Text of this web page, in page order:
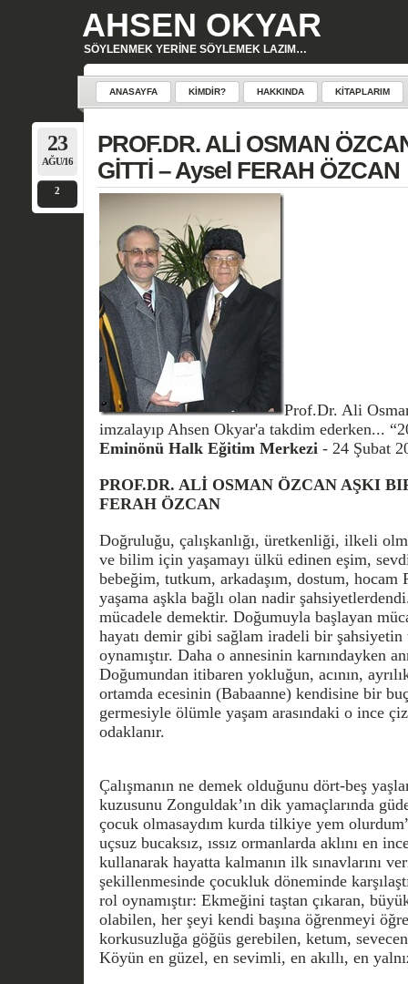
AHSEN OKYAR
SÖYLENMEK YERINE SÖYLEMEK LAZIM…
ANASAYFA KIMDIR? HAKKINDA KITAPLARIM
23
AĞU/16
2
PROF.DR. ALİ OSMAN
GİTTİ – Aysel FERAH ÖZCAN
Prof.Dr. Ali
imzalayıp Ahsen Okyar'a takdim ederken...
Eminönü Halk Eğitim Merkezi - 24 Şubat
PROF.DR. ALİ OSMAN ÖZCAN AŞKI
FERAH ÖZCAN
Doğruluğu, çalışkanlığı, üretkenliği, ilkeli
ve bilim için yaşamayı ülkü edinen eşim,
bebeğim, tutkum, arkadaşım, dostum,
yaşama aşkla bağlı olan nadir
mücadele demektir. Doğumuyla başlayan
hayatı demir gibi sağlam iradeli bir
oynamıştır. Daha o annesinin karnındayken
Doğumundan itibaren yokluğun, acının,
ortamda ecesinin (Babaanne) kendisine bir
germesiyle ölümle yaşam arasındaki o ince
odaklanır.
Çalışmanın ne demek olduğunu dört-beş
kuzusunu Zonguldak’ın dik yamaçlarında
çocuk olmasaydım kurda tilkiye yem
uçsuz bucaksız, ıssız ormanlarda aklını en
kullanarak hayatta kalmanın ilk sınavlarını
şekillenmesinde çocukluk döneminde
rol oynamıştır: Ekmeğini taştan çıkaran,
olabilen, her şeyi kendi başına öğrenmeyi
korkusuzluğa göğüs gerebilen, ketum,
Köyün en güzel, en sevimli, en akıllı, en